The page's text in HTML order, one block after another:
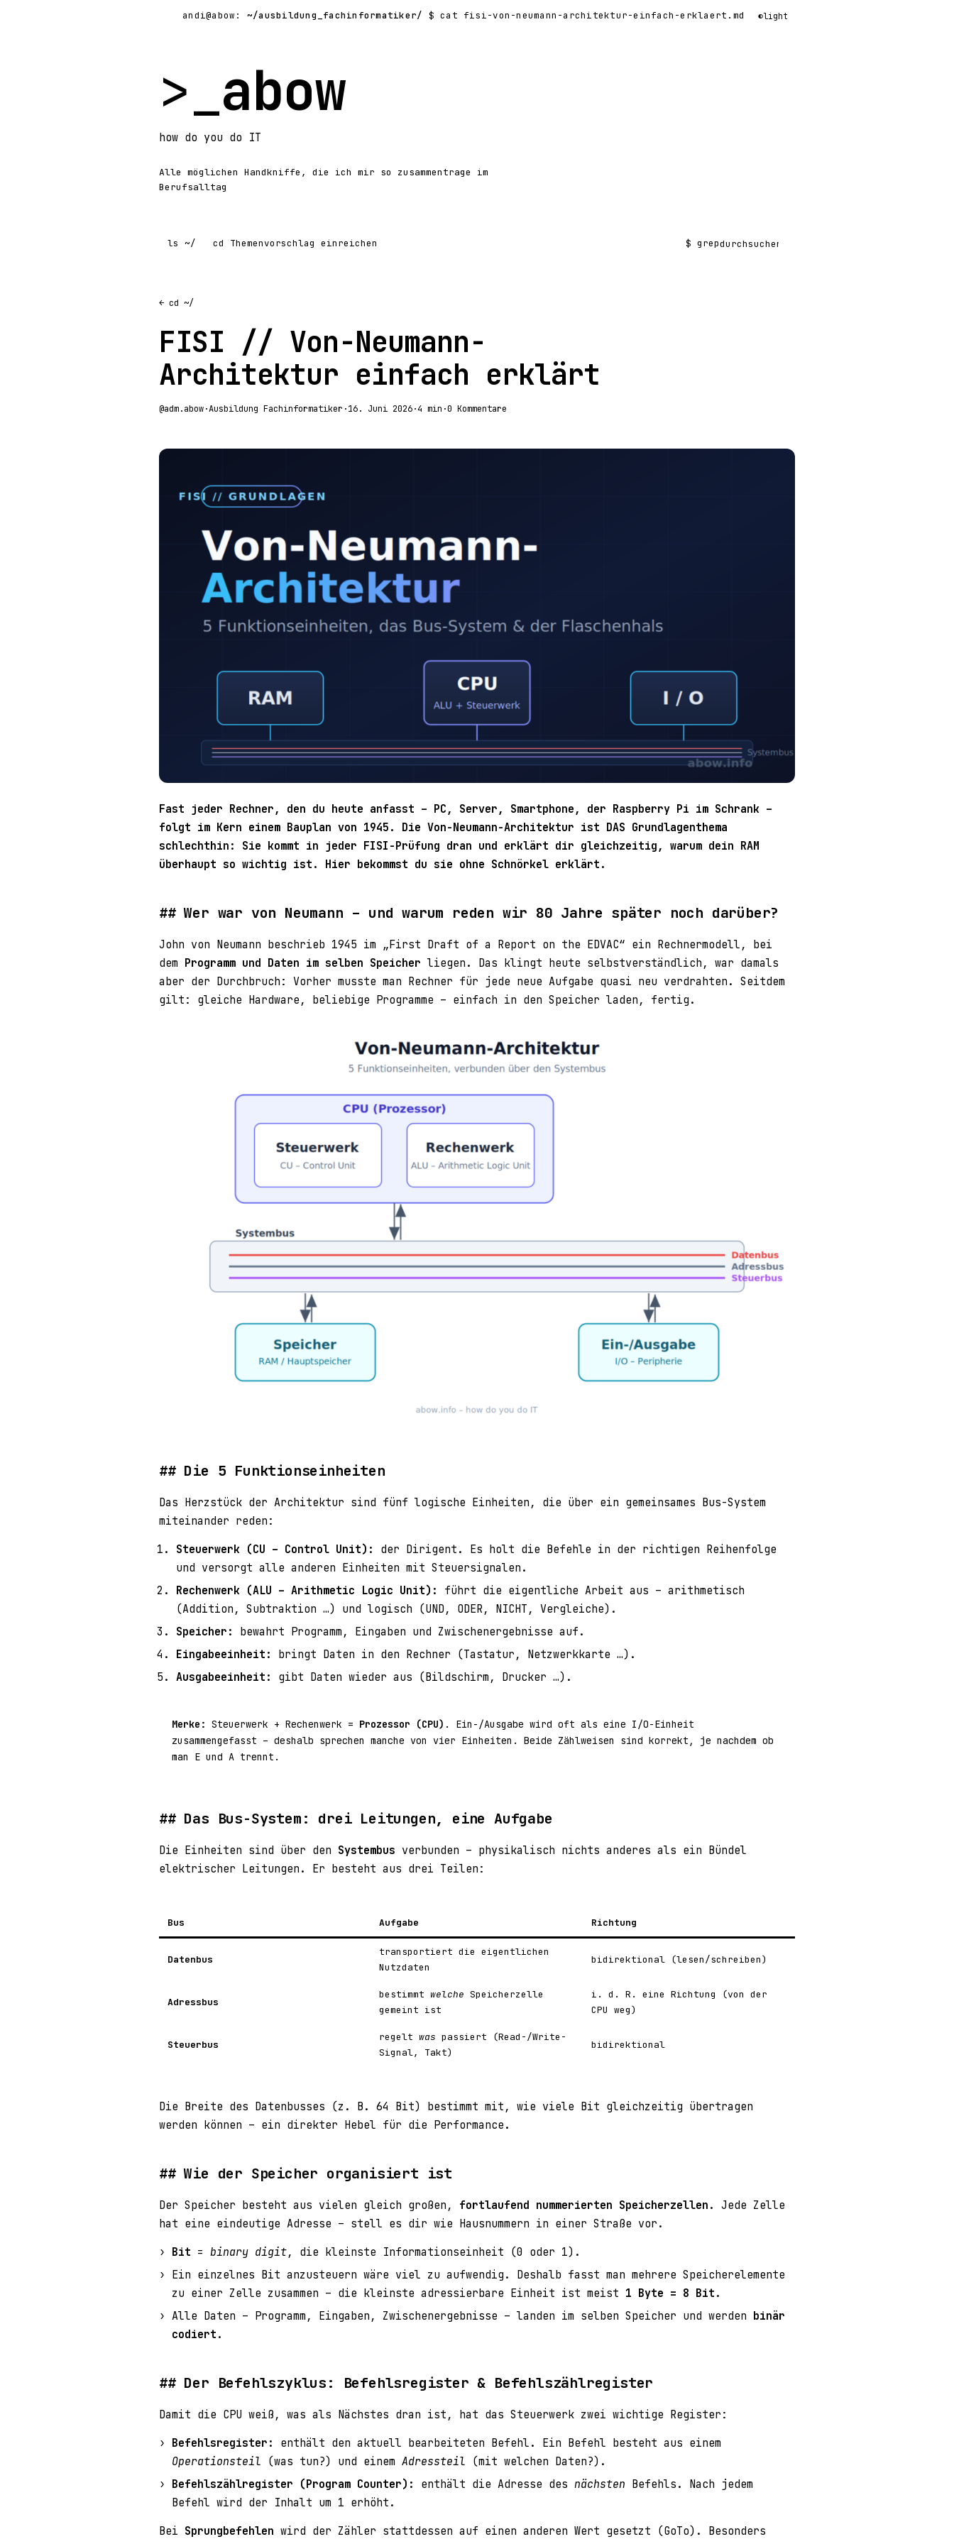
andi@abow: ~/ausbildung_fachinformatiker/ $ cat fisi-von-neumann-architektur-einfach-erklaert.md ◐light
>_abow
how do you do IT
Alle möglichen Handkniffe, die ich mir so zusammentrage im
Berufsalltag
ls ~/ cd Themenvorschlag einreichen $ grep
Suchen nach:
← cd ~/
FISI // Von-Neumann-
Architektur einfach erklärt
@adm.abow·Ausbildung Fachinformatiker ·16. Juni 2026·4 min ·0 Kommentare
Fast jeder Rechner, den du heute anfasst – PC, Server, Smartphone, der Raspberry Pi im Schrank –
folgt im Kern einem Bauplan von 1945. Die Von-Neumann-Architektur ist DAS Grundlagenthema
schlechthin: Sie kommt in jeder FISI-Prüfung dran und erklärt dir gleichzeitig, warum dein RAM
überhaupt so wichtig ist. Hier bekommst du sie ohne Schnörkel erklärt.
Wer war von Neumann – und warum reden wir 80 Jahre später noch darüber?
John von Neumann beschrieb 1945 im „First Draft of a Report on the EDVAC“ ein Rechnermodell, bei
dem Programm und Daten im selben Speicher liegen. Das klingt heute selbstverständlich, war damals
aber der Durchbruch: Vorher musste man Rechner für jede neue Aufgabe quasi neu verdrahten. Seitdem
gilt: gleiche Hardware, beliebige Programme – einfach in den Speicher laden, fertig.
Die 5 Funktionseinheiten
Das Herzstück der Architektur sind fünf logische Einheiten, die über ein gemeinsames Bus-System
miteinander reden:
Steuerwerk (CU – Control Unit):
der Dirigent. Es holt die Befehle in der richtigen Reihenfolge
und versorgt alle anderen Einheiten mit Steuersignalen.
Rechenwerk (ALU – Arithmetic Logic Unit):
führt die eigentliche Arbeit aus – arithmetisch
(Addition, Subtraktion …) und logisch (UND, ODER, NICHT, Vergleiche).
Speicher:
bewahrt Programm, Eingaben und Zwischenergebnisse auf.
Eingabeeinheit:
bringt Daten in den Rechner (Tastatur, Netzwerkkarte …).
Ausgabeeinheit:
gibt Daten wieder aus (Bildschirm, Drucker …).
Merke: Steuerwerk + Rechenwerk = Prozessor (CPU) . Ein-/Ausgabe wird oft als eine I/O-Einheit
zusammengefasst – deshalb sprechen manche von vier Einheiten. Beide Zählweisen sind korrekt, je nachdem ob
man E und A trennt.
Das Bus-System: drei Leitungen, eine Aufgabe
Die Einheiten sind über den Systembus verbunden – physikalisch nichts anderes als ein Bündel
elektrischer Leitungen. Er besteht aus drei Teilen:
Bus Aufgabe Richtung
Datenbus
transportiert die eigentlichen
Nutzdaten
bidirektional (lesen/schreiben)
Adressbus
bestimmt welche Speicherzelle
gemeint ist
i. d. R. eine Richtung (von der
CPU weg)
Steuerbus
regelt was passiert (Read-/Write-
Signal, Takt)
bidirektional
Die Breite des Datenbusses (z. B. 64 Bit) bestimmt mit, wie viele Bit gleichzeitig übertragen
werden können – ein direkter Hebel für die Performance.
Wie der Speicher organisiert ist
Der Speicher besteht aus vielen gleich großen, fortlaufend nummerierten Speicherzellen . Jede Zelle
hat eine eindeutige Adresse – stell es dir wie Hausnummern in einer Straße vor.
Bit = binary digit, die kleinste Informationseinheit (0 oder 1).
Ein einzelnes Bit anzusteuern wäre viel zu aufwendig. Deshalb fasst man mehrere Speicherelemente
zu einer Zelle zusammen – die kleinste adressierbare Einheit ist meist 1 Byte = 8 Bit .
Alle Daten – Programm, Eingaben, Zwischenergebnisse – landen im selben Speicher und werden binär
codiert .
Der Befehlszyklus: Befehlsregister & Befehlszählregister
Damit die CPU weiß, was als Nächstes dran ist, hat das Steuerwerk zwei wichtige Register:
Befehlsregister:
enthält den aktuell bearbeiteten Befehl. Ein Befehl besteht aus einem
Operationsteil (was tun?) und einem Adressteil (mit welchen Daten?).
Befehlszählregister (Program Counter):
enthält die Adresse des nächsten Befehls. Nach jedem
Befehl wird der Inhalt um 1 erhöht.
Bei Sprungbefehlen wird der Zähler stattdessen auf einen anderen Wert gesetzt (GoTo). Besonders